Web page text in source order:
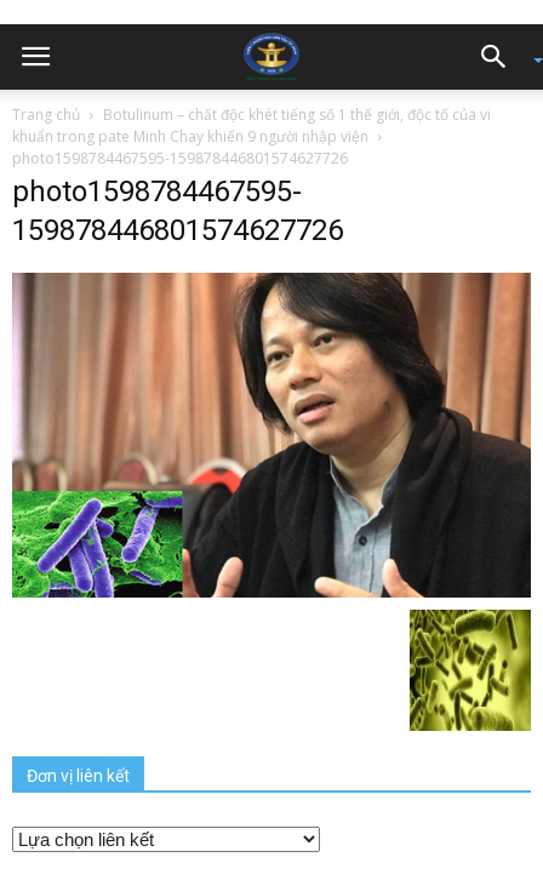
Trang chủ
Botulinum – chất độc khét tiếng số 1 thế giới, độc tố của vi
khuẩn trong pate Minh Chay khiến 9 người nhập viện
photo1598784467595-159878446801574627726
photo1598784467595-
159878446801574627726
Đơn vị liên kết